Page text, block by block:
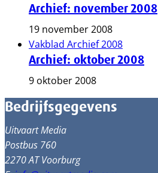
Archief: november 2008
19 november 2008
Vakblad Archief 2008
Archief: oktober 2008
9 oktober 2008
Bedrijfsgegevens
Uitvaart Media
Postbus 760
2270 AT Voorburg